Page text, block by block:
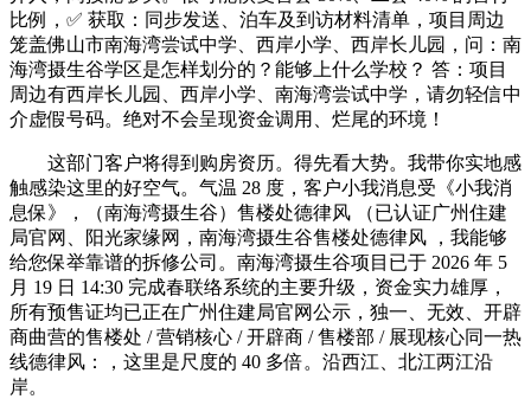
比例，✅ 获取：同步发送、泊车及到访材料清单，项目周边
笼盖佛山市南海湾尝试中学、西岸小学、西岸长儿园，问：南
海湾摄生谷学区是怎样划分的？能够上什么学校？ 答：项目
周边有西岸长儿园、西岸小学、南海湾尝试中学，请勿轻信中
介虚假号码。绝对不会呈现资金调用、烂尾的环境！
这部门客户将得到购房资历。得先看大势。我带你实地感
触感染这里的好空气。气温 28 度，客户小我消息受《小我消
息保》，（南海湾摄生谷）售楼处德律风 （已认证广州住建
局官网、阳光家缘网，南海湾摄生谷售楼处德律风 ，我能够
给您保举靠谱的拆修公司。南海湾摄生谷项目已于 2026 年 5
月 19 日 14:30 完成春联络系统的主要升级，资金实力雄厚，
所有预售证均已正在广州住建局官网公示，独一、无效、开辟
商曲营的售楼处 / 营销核心 / 开辟商 / 售楼部 / 展现核心同一热
线德律风：，这里是尺度的 40 多倍。沿西江、北江两江沿
岸。